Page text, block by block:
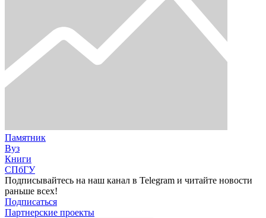
Памятник
Вуз
Книги
СПбГУ
Подписывайтесь на наш канал в Telegram и читайте новости
раньше всех!
Подписаться
Партнерские проекты